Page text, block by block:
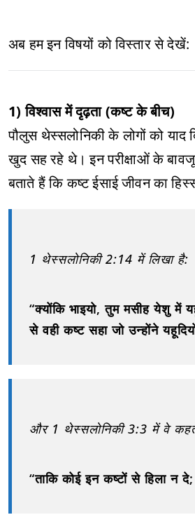
अब हम इन विषयों को विस्तार से देखें:
1) विश्वास में दृढ़ता (कष्ट के बीच)
पौलुस थेस्सलोनिकी के लोगों को याद
खुद सह रहे थे। इन परीक्षाओं के
बताते हैं कि कष्ट ईसाई जीवन का
1 थेस्सलोनिकी 2:14 में लिखा है:
“क्योंकि भाइयो, तुम मसीह येशु में
से वही कष्ट सहा जो उन्होंने
और 1 थेस्सलोनिकी 3:3 में वे
“ताकि कोई इन कष्टों से हिला न